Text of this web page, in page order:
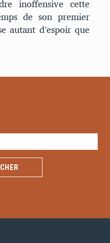
inoffensive cette
de son premier
autant d’espoir que